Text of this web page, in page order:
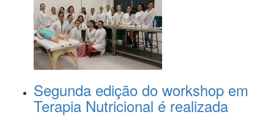
Segunda edição do workshop em
Terapia Nutricional é realizada